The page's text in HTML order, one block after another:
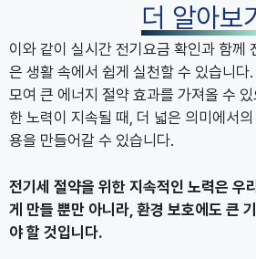
더 알아보기
이와 같이 실시간 전기요금 확인과 함께
은 생활 속에서 쉽게 실천할 수 있습니다
모여 큰 에너지 절약 효과를 가져올 수
한 노력이 지속될 때, 더 넓은 의미에서
용을 만들어갈 수 있습니다.
전기세 절약을 위한 지속적인 노력은 우
게 만들 뿐만 아니라, 환경 보호에도 큰
야 할 것입니다.